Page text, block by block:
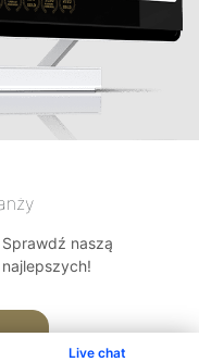
Live chat
naszą